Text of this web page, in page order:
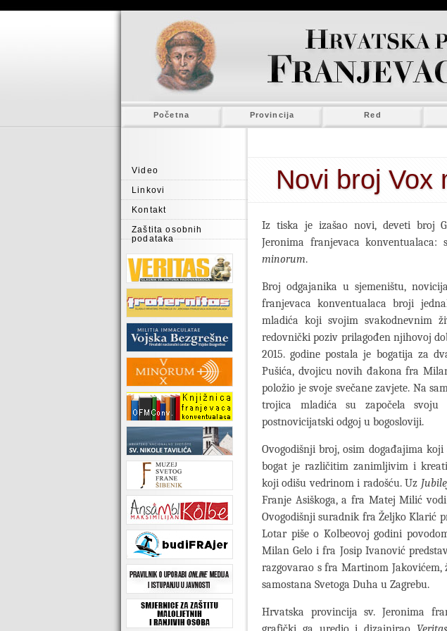
Početna Provincija Red
Video
Linkovi
Kontakt
Zaštita osobnih
podataka
Novi broj Vox
Iz tiska je izašao novi, deveti broj
Jeronima franjevaca konventualaca:
minorum.
Broj odgajanika u sjemeništu,
franjevaca konventualaca broji
mladića koji svojim svakodnevnim
redovnički poziv prilagođen njihovoj
2015. godine postala je bogatija za
Pušića, dvojicu novih đakona fra
položio je svoje svečane zavjete. Na
trojica mladića su započela
postnovicijatski odgoj u bogosloviji.
Ovogodišnji broj, osim događajima
bogat je različitim zanimljivim i
koji odišu vedrinom i radošću. Uz
Franje Asiškoga, a fra Matej Milić
Ovogodišnji suradnik fra Željko Klarić
Lotar piše o Kolbeovoj godini
Milan Gelo i fra Josip Ivanović
razgovarao s fra Martinom
samostana Svetoga Duha u Zagrebu.
Hrvatska provincija sv. Jeronima